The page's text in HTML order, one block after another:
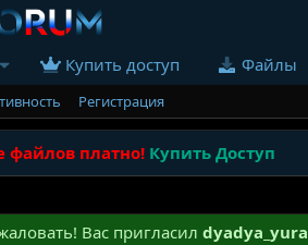
Купить доступ Файлы
Регистрация
файлов платно! Купить Доступ
Вас пригласил dyadya_yura